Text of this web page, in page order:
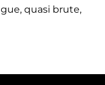
quasi brute,